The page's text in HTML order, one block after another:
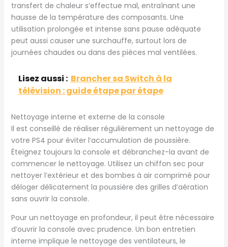
transfert de chaleur s’effectue mal, entraînant une
hausse de la température des composants. Une
utilisation prolongée et intense sans pause adéquate
peut aussi causer une surchauffe, surtout lors de
journées chaudes ou dans des pièces mal ventilées.
Lisez aussi : Brancher sa Switch à la
télévision : guide étape par étape
Nettoyage interne et externe de la console
Il est conseillé de réaliser régulièrement un nettoyage de
votre PS4 pour éviter l’accumulation de poussière.
Éteignez toujours la console et débranchez-la avant de
commencer le nettoyage. Utilisez un chiffon sec pour
nettoyer l’extérieur et des bombes à air comprimé pour
déloger délicatement la poussière des grilles d’aération
sans ouvrir la console.
Pour un nettoyage en profondeur, il peut être nécessaire
d’ouvrir la console avec prudence. Un bon entretien
interne implique le nettoyage des ventilateurs, le